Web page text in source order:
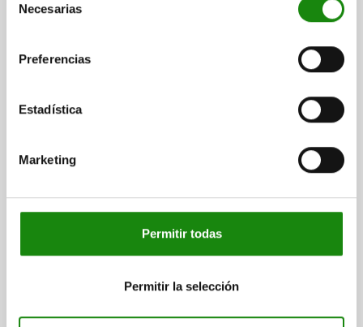
Necesarias
Preferencias
Estadística
Marketing
Permitir todas
Permitir la selección
más gastos de envío
DETALLES